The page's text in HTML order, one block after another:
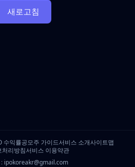
새로고침
수익률공모주 가이드서비스 소개사이트맵
리방침서비스 이용약관
ipokoreakr@gmail.com